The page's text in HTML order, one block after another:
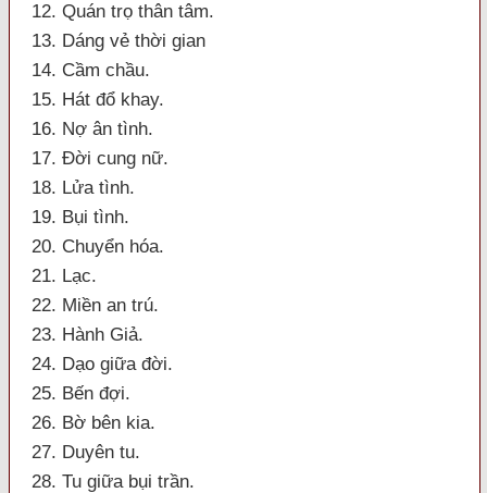
12. Quán trọ thân tâm.
13. Dáng vẻ thời gian
14. Cầm chầu.
15. Hát đổ khay.
16. Nợ ân tình.
17. Đời cung nữ.
18. Lửa tình.
19. Bụi tình.
20. Chuyển hóa.
21. Lạc.
22. Miền an trú.
23. Hành Giả.
24. Dạo giữa đời.
25. Bến đợi.
26. Bờ bên kia.
27. Duyên tu.
28. Tu giữa bụi trần.